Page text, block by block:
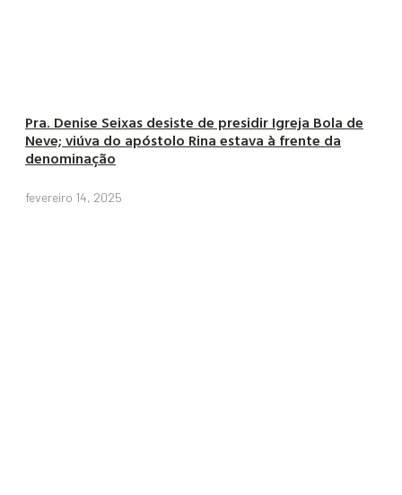
Pra. Denise Seixas desiste de presidir Igreja Bola de
Neve; viúva do apóstolo Rina estava à frente da
denominação
fevereiro 14, 2025